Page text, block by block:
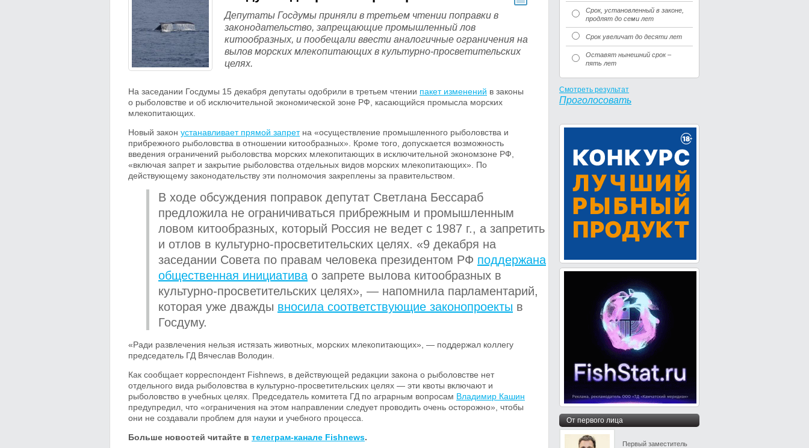
Депутаты Госдумы приняли в третьем чтении поправки в
законодательство, запрещающие промышленный лов
китообразных, и пообещали ввести аналогичные ограничения на
вылов морских млекопитающих в культурно-просветительских
целях.
На заседании Госдумы 15 декабря депутаты одобрили в третьем чтении пакет изменений в законы
о рыболовстве и об исключительной экономической зоне РФ, касающийся промысла морских
млекопитающих.
Новый закон устанавливает прямой запретна «осуществление промышленного рыболовства и
прибрежного рыболовства в отношении китообразных». Кроме того, допускается возможность
введения ограничений рыболовства морских млекопитающих в исключительной экономзоне РФ,
«включая запрет и закрытие рыболовства отдельных видов морских млекопитающих». По
действующему законодательству эти полномочия закреплены за правительством.
В ходе обсуждения поправок депутат Светлана Бессараб
предложила не ограничиваться прибрежным и промышленным
ловом китообразных, который Россия не ведет с 1987 г., а запретить
и отлов в культурно-просветительских целях. «9 декабря на
заседании Совета по правам человека президентом РФ поддержана
общественная инициатива о запрете вылова китообразных в
культурно-просветительских целях», — напомнила парламентарий,
которая уже дважды вносила соответствующие законопроекты в
Госдуму.
«Ради развлечения нельзя истязать животных, морских млекопитающих», — поддержал коллегу
председатель ГД Вячеслав Володин.
Как сообщает корреспондент Fishnews, в действующей редакции закона о рыболовстве нет
отдельного вида рыболовства в культурно-просветительских целях — эти квоты включают и
рыболовство в учебных целях. Председатель комитета ГД по аграрным вопросам Владимир Кашин
предупредил, что «ограничения на этом направлении следует проводить очень осторожно», чтобы
они не создавали проблем для науки и учебного процесса.
Больше новостей читайте в телеграм-канале Fishnews.
Срок, установленный в законе,
продлят до семи лет
Срок увеличат до десяти лет
Оставят нынешний срок –
пять лет
Смотреть результат
Проголосовать
От первого лица
Первый заместитель